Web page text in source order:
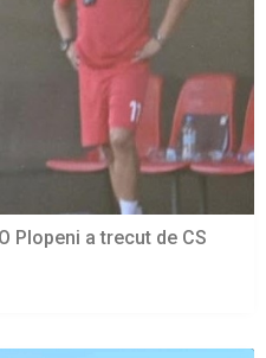
Plopeni a trecut de CS